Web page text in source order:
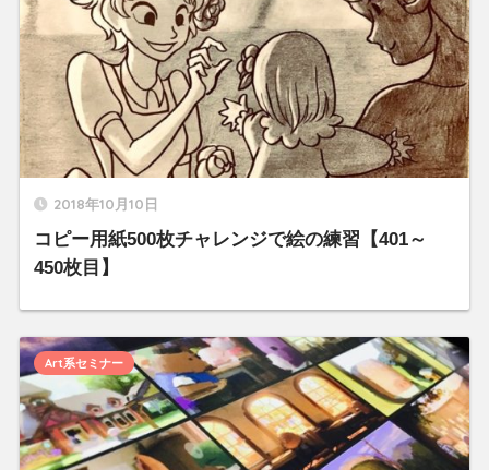
2018年10月10日
コピー用紙500枚チャレンジで絵の練習【401～
450枚目】
Art系セミナー